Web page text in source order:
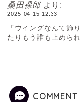
桑田裸郎 より:
2025-04-15 12:33
「ウイングなんて飾
たりもう誰も止めら
COMMENT